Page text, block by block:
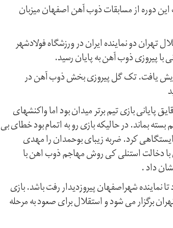
دوره از مسابقات ذوب آهن اصفهان میزبان
دو نماینده ایران در ورزشگاه فولادشهر
پیروزی ذوب آهن به پایان رسید.
یافت. تک گل پیروزی بخش ذوب آهن در
پایانی بازی تیم برتر میدان بود اما واکنشهای
بماند. در حالیکه بازی رو به اتمام بود خطای بی
کرد. ضربه زیبای بوحمدان را مهدی
با دخالت استنلی کی روش مهاجم ذوب اهن با
داد .
شهراصفهان پیروزدیدار رفت باشد. بازی
برگزار می شود و استقلال برای صعود به مرحله